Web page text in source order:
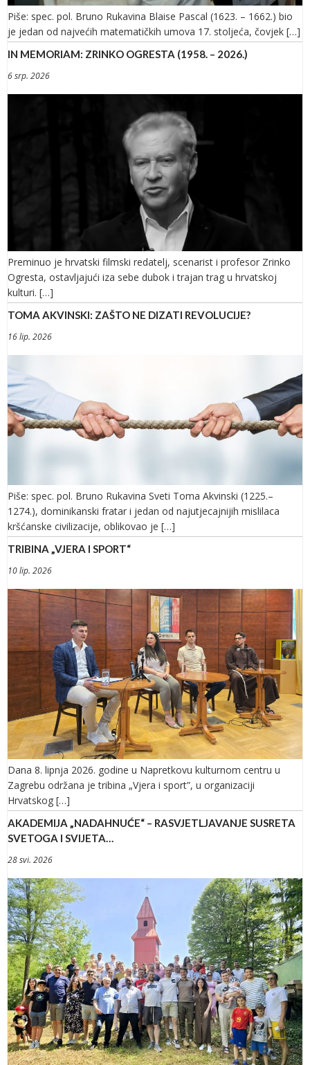
Piše: spec. pol. Bruno Rukavina Blaise Pascal (1623. – 1662.) bio
je jedan od najvećih matematičkih umova 17. stoljeća, čovjek […]
IN MEMORIAM: ZRINKO OGRESTA (1958. – 2026.)
6 srp. 2026
Preminuo je hrvatski filmski redatelj, scenarist i profesor Zrinko
Ogresta, ostavljajući iza sebe dubok i trajan trag u hrvatskoj
kulturi. […]
TOMA AKVINSKI: ZAŠTO NE DIZATI REVOLUCIJE?
16 lip. 2026
Piše: spec. pol. Bruno Rukavina Sveti Toma Akvinski (1225.–
1274.), dominikanski fratar i jedan od najutjecajnijih mislilaca
kršćanske civilizacije, oblikovao je […]
TRIBINA „VJERA I SPORT“
10 lip. 2026
Dana 8. lipnja 2026. godine u Napretkovu kulturnom centru u
Zagrebu održana je tribina „Vjera i sport”, u organizaciji
Hrvatskog […]
AKADEMIJA „NADAHNUĆE“ – RASVJETLJAVANJE SUSRETA
SVETOGA I SVIJETA…
28 svi. 2026